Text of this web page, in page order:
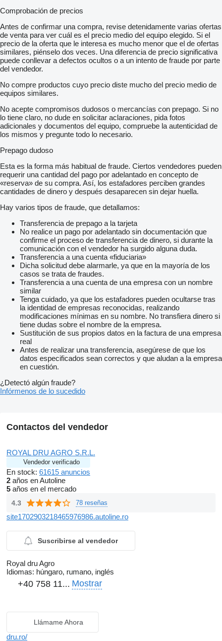
Comprobación de precios
Antes de confirmar una compra, revise detenidamente varias ofertas
de venta para ver cuál es el precio medio del equipo elegido. Si el
precio de la oferta que le interesa es mucho menor que el de ofertas
similares, piénselo dos veces. Una diferencia de precio significativa
puede conllevar a defectos ocultos o a un intento de fraude por parte
del vendedor.
No compre productos cuyo precio diste mucho del precio medio de
equipos similares.
No acepte compromisos dudosos o mercancías con prepago. Si no
lo tiene claro, no dude en solicitar aclaraciones, pida fotos
adicionales y documentos del equipo, compruebe la autenticidad de
los mismos y pregunte todo lo necesario.
Prepago dudoso
Esta es la forma más habitual de fraude. Ciertos vendedores pueden
requerir una cantidad del pago por adelantado en concepto de
«reserva» de su compra. Así, los estafadores perciben grandes
cantidades de dinero y después desaparecen sin dejar huella.
Hay varios tipos de fraude, que detallamos:
Transferencia de prepago a la tarjeta
No realice un pago por adelantado sin documentación que
confirme el proceso de transferencia de dinero, si durante la
comunicación con el vendedor ha surgido alguna duda.
Transferencia a una cuenta «fiduciaria»
Dicha solicitud debe alarmarle, ya que en la mayoría de los
casos se trata de fraudes.
Transferencia a una cuenta de una empresa con un nombre
similar
Tenga cuidado, ya que los estafadores pueden ocultarse tras
la identidad de empresas reconocidas, realizando
modificaciones mínimas en su nombre. No transfiera dinero si
tiene dudas sobre el nombre de la empresa.
Sustitución de sus propios datos en la factura de una empresa
real
Antes de realizar una transferencia, asegúrese de que los
datos especificados sean correctos y que aludan a la empresa
en cuestión.
¿Detectó algún fraude?
Infórmenos de lo sucedido
Contactos del vendedor
ROYAL DRU AGRO S.R.L.
Vendedor verificado
En stock: 61615 anuncios
2 años en Autoline
5 años en el mercado
4.3 78 reseñas
site1702903218465976986.autoline.ro
Suscribirse al vendedor
Royal dru Agro
Idiomas: húngaro, rumano, inglés
+40 758 11... Mostrar
Llámame Ahora
dru.ro/